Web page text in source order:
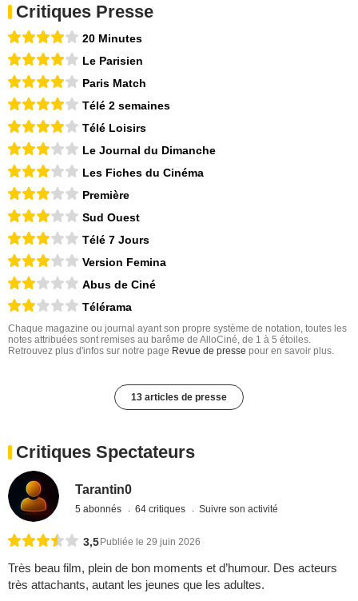
Critiques Presse
20 Minutes
Le Parisien
Paris Match
Télé 2 semaines
Télé Loisirs
Le Journal du Dimanche
Les Fiches du Cinéma
Première
Sud Ouest
Télé 7 Jours
Version Femina
Abus de Ciné
Télérama
Chaque magazine ou journal ayant son propre système de notation, toutes les
notes attribuées sont remises au barême de AlloCiné, de 1 à 5 étoiles.
Retrouvez plus d'infos sur notre page Revue de presse pour en savoir plus.
13 articles de presse
Critiques Spectateurs
Tarantin0
5 abonnés 64 critiques Suivre son activité
3,5 Publiée le 29 juin 2026
Très beau film, plein de bon moments et d’humour. Des acteurs
très attachants, autant les jeunes que les adultes.